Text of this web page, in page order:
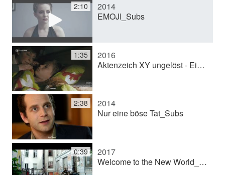
e
o
a
b
s
2:10
2014
EMOJI_Subs
1:35
2016
Aktenzeich XY ungelöst - Ein Goodbye für immer?_Subs.mp4
2:38
2014
Nur eine böse Tat_Subs
0:39
2017
Welcome to the New World_Subs